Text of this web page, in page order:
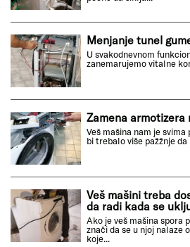
Menjanje tunel
U svakodnevnom
zanemarujemo vitalne
Zamena armotizera
Veš mašina nam je
bi trebalo više pažžnje
Veš mašini treba
da radi kada se
Ako je veš mašina spora
znači da se u njoj nalaze
koje...